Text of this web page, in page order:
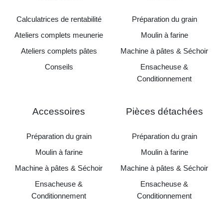
Calculatrices de rentabilité
Ateliers complets meunerie
Ateliers complets pâtes
Conseils
Préparation du grain
Moulin à farine
Machine à pâtes & Séchoir
Ensacheuse &
Conditionnement
Accessoires
Préparation du grain
Moulin à farine
Machine à pâtes & Séchoir
Ensacheuse &
Conditionnement
Pièces détachées
Préparation du grain
Moulin à farine
Machine à pâtes & Séchoir
Ensacheuse &
Conditionnement